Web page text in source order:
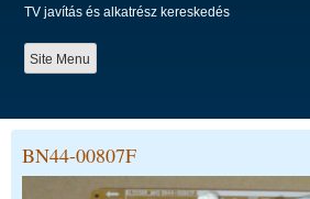
TV javítás és alkatrész kereskedés
Site Menu
BN44-00807F